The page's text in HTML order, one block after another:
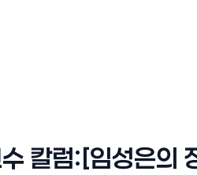
칼럼:[임성은의